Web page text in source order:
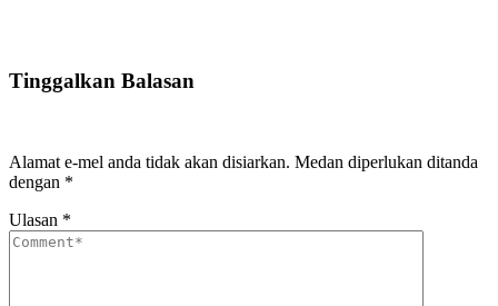
Tinggalkan Balasan
Alamat e-mel anda tidak akan disiarkan. Medan diperlukan ditanda
dengan *
Ulasan *